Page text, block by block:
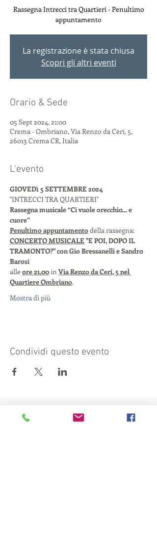
Rassegna Intrecci tra Quartieri - Penultimo
appuntamento
La registrazione è stata chiusa
Scopri gli altri eventi
Orario & Sede
05 Sept 2024, 21:00
Crema - Ombriano, Via Renzo da Ceri, 5,
26013 Crema CR, Italia
L'evento
GIOVEDì 5 SETTEMBRE 2024
"INTRECCI TRA QUARTIERI"
Rassegna musicale “Ci vuole orecchio… e
cuore”
Penultimo appuntamento della rassegna:
CONCERTO MUSICALE "E POI, DOPO IL
TRAMONTO?" con Gio Bressanelli e Sandro
Barosi
alle ore 21.00 in Via Renzo da Ceri, 5 nel
Quartiere Ombriano.
Mostra di più
Condividi questo evento